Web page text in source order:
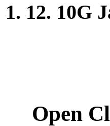
1. 12. 10G
Open